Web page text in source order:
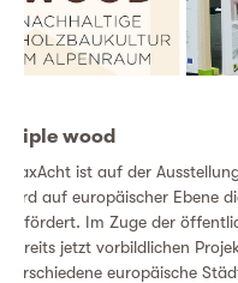
triple wood
MaxAcht ist auf der
wird auf europäischer Ebene
gefördert. Im Zuge der
bereits jetzt vorbildlichen
verschiedene europäische